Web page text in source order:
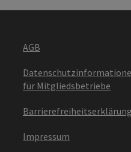
AGB
für Mitgliedsbetriebe
Barrierefreiheitserklärung
Impressum